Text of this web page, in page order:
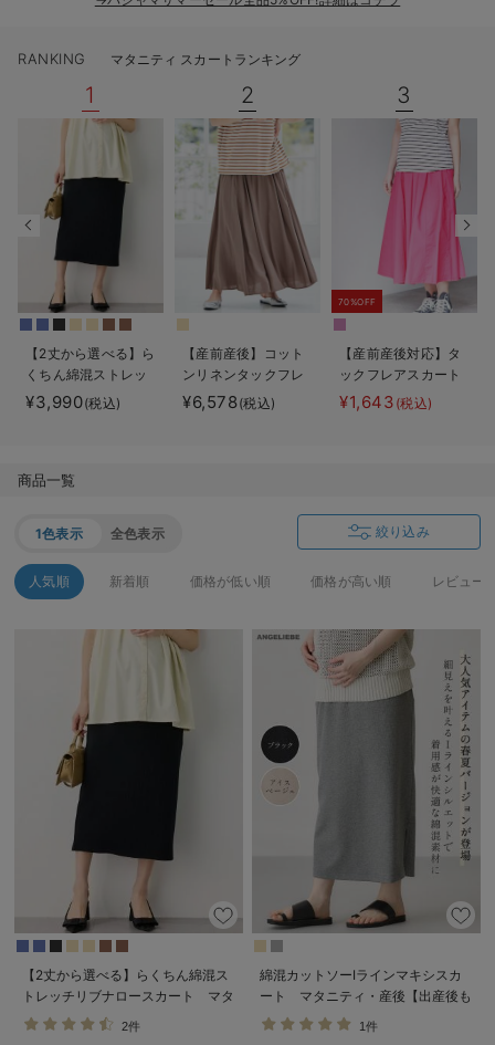
買って正解！高評価レビューアイテム
冬に可愛いニットがお得！
親子コーデ｜ママとベビーにおすすめ！
Gift Selection 出産祝い
ロンパースはいつからいつまで使う？選ぶポイントも解説！
保育園・入園準備特集
ファルスカ
デロンギ
RANKING マタニティ スカートランキング
1
【2丈から選べる】ら
くちん綿混ストレッ
チリブナロースカー
ト マタニティ・産
¥3,990(税込)
2
【産前産後】コット
ンリネンタックフレ
アスカート【出産後
も長く使える】
¥6,578(税込)
3
70%OFF
【産前産後対応】タ
ックフレアスカート
【出産後も長く使え
る】
¥1,643 (税込)
商品一覧
1色表示 全色表示 絞り込み
人気順 新着順 価格が低い順 価格が高い順 レビュー
【2丈から選べる】らくちん綿混ス
トレッチリブナロースカート マタ
ニティ・産後【出産後も長く使え
2件
綿混カットソーIラインマキシスカ
ート マタニティ・産後【出産後も
長く着られる】
1件